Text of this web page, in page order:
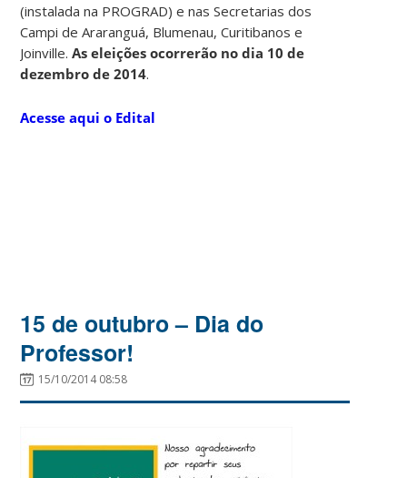
(instalada na PROGRAD) e nas Secretarias dos
Campi de Araranguá, Blumenau, Curitibanos e
Joinville.As eleições ocorrerão no dia 10 de
dezembro de 2014.
Acesse aqui o Edital
15 de outubro – Dia do
Professor!
15/10/2014 08:58